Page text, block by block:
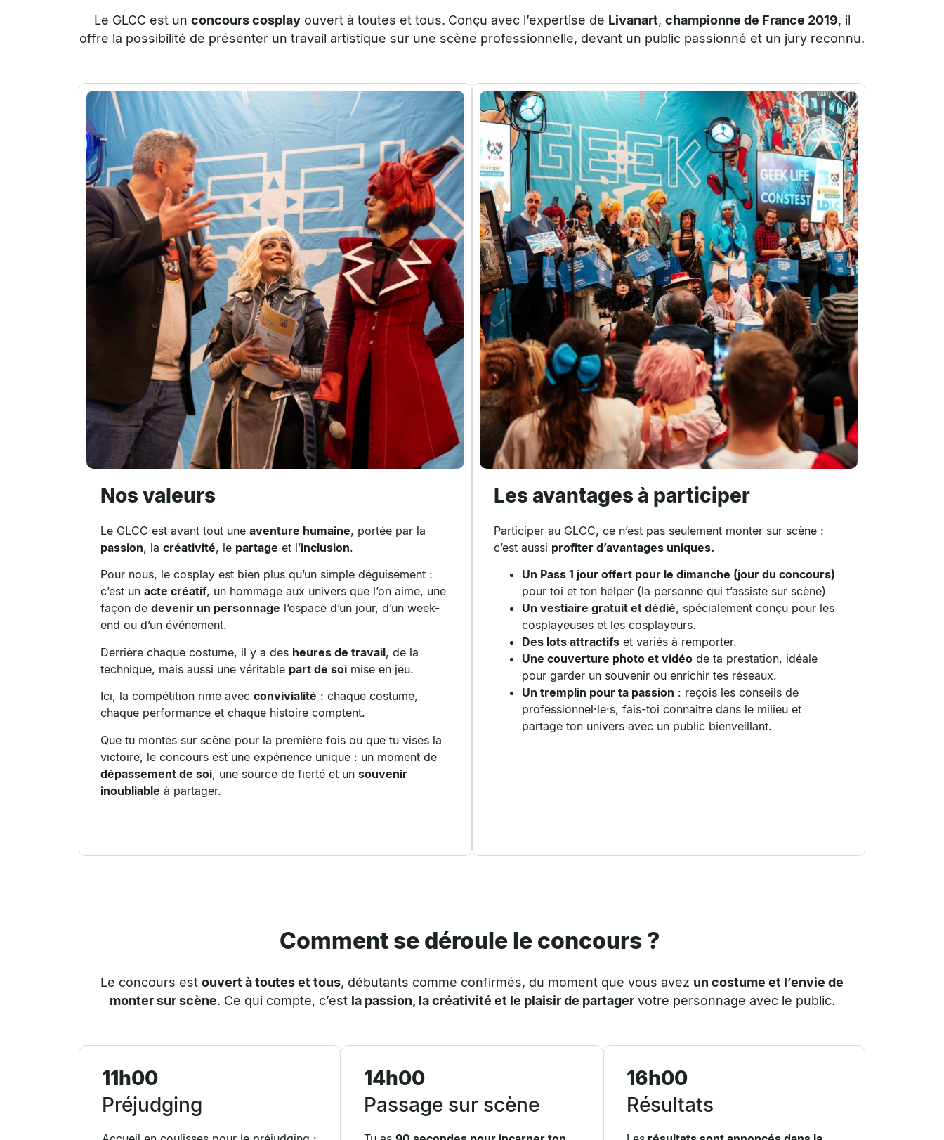
Le GLCC est un concours cosplayouvert à toutes et tous. Conçu avec l’expertise de Livanart, championne de France 2019, il
offre la possibilité de présenter un travail artistique sur une scène professionnelle, devant un public passionné et un jury reconnu.
Nos valeurs
Le GLCC est avant tout une aventure humaine, portée par la
passion, la créativité, le partage et l’inclusion.
Pour nous, le cosplay est bien plus qu’un simple déguisement :
c’est un acte créatif, un hommage aux univers que l’on aime, une
façon de devenir un personnage l’espace d’un jour, d’un week-
end ou d’un événement.
Derrière chaque costume, il y a des heures de travail, de la
technique, mais aussi une véritable part de soi mise en jeu.
Ici, la compétition rime avec convivialité : chaque costume,
chaque performance et chaque histoire comptent.
Que tu montes sur scène pour la première fois ou que tu vises la
victoire, le concours est une expérience unique : un moment de
dépassement de soi, une source de fierté et un souvenir
inoubliable à partager.
Les avantages à participer
Participer au GLCC, ce n’est pas seulement monter sur scène :
c’est aussi profiter d’avantages uniques.
Un Pass 1 jour offert pour le dimanche (jour du concours)
pour toi et ton helper (la personne qui t’assiste sur scène)
Un vestiaire gratuit et dédié, spécialement conçu pour les
cosplayeuses et les cosplayeurs.
Des lots attractifs et variés à remporter.
Une couverture photo et vidéo de ta prestation, idéale
pour garder un souvenir ou enrichir tes réseaux.
Un tremplin pour ta passion : reçois les conseils de
professionnel·le·s, fais-toi connaître dans le milieu et
partage ton univers avec un public bienveillant.
Comment se déroule le concours ?
Le concours est ouvert à toutes et tous, débutants comme confirmés, du moment que vous avez un costume et l’envie de
monter sur scène. Ce qui compte, c’est la passion, la créativité et le plaisir de partagervotre personnage avec le public.
11h00
Préjudging
14h00
Passage sur scène
16h00
Résultats